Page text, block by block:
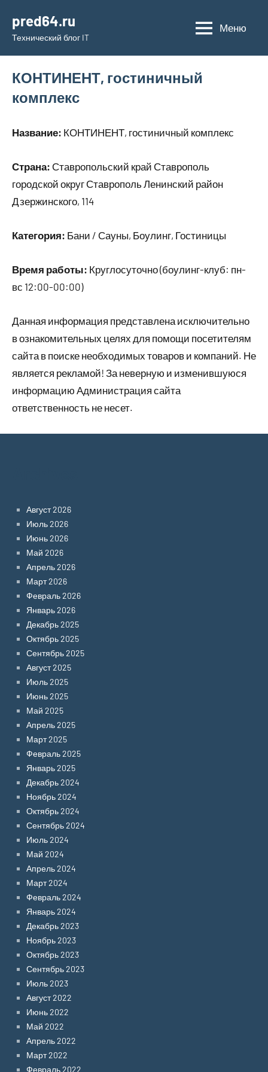
содержимому
pred64.ru
Технический блог IT
Меню
КОНТИНЕНТ, гостиничный
комплекс
Название: КОНТИНЕНТ, гостиничный комплекс
Страна: Ставропольский край Ставрополь
городской округ Ставрополь Ленинский район
Дзержинского, 114
Категория: Бани / Сауны, Боулинг, Гостиницы
Время работы: Круглосуточно (боулинг-клуб: пн-
вс 12:00-00:00)
Данная информация представлена исключительно
в ознакомительных целях для помощи посетителям
сайта в поиске необходимых товаров и компаний. Не
является рекламой! За неверную и изменившуюся
информацию Администрация сайта
ответственность не несет.
Август 2026
Июль 2026
Июнь 2026
Май 2026
Апрель 2026
Март 2026
Февраль 2026
Январь 2026
Декабрь 2025
Октябрь 2025
Сентябрь 2025
Август 2025
Июль 2025
Июнь 2025
Май 2025
Апрель 2025
Март 2025
Февраль 2025
Январь 2025
Декабрь 2024
Ноябрь 2024
Октябрь 2024
Сентябрь 2024
Июль 2024
Май 2024
Апрель 2024
Март 2024
Февраль 2024
Январь 2024
Декабрь 2023
Ноябрь 2023
Октябрь 2023
Сентябрь 2023
Июль 2023
Август 2022
Июнь 2022
Май 2022
Апрель 2022
Март 2022
Февраль 2022